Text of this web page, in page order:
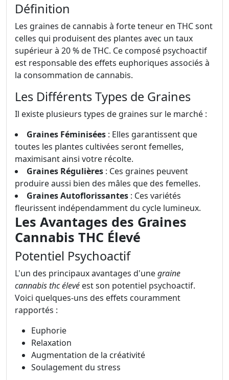
Définition
Les graines de cannabis à forte teneur en THC sont
celles qui produisent des plantes avec un taux
supérieur à 20 % de THC. Ce composé psychoactif
est responsable des effets euphoriques associés à
la consommation de cannabis.
Les Différents Types de Graines
Il existe plusieurs types de graines sur le marché :
Graines Féminisées : Elles garantissent que
toutes les plantes cultivées seront femelles,
maximisant ainsi votre récolte.
Graines Régulières : Ces graines peuvent
produire aussi bien des mâles que des femelles.
Graines Autoflorissantes : Ces variétés
fleurissent indépendamment du cycle lumineux.
Les Avantages des Graines
Cannabis THC Élevé
Potentiel Psychoactif
L'un des principaux avantages d'unegraine
cannabis thc élevé est son potentiel psychoactif.
Voici quelques-uns des effets couramment
rapportés :
Euphorie
Relaxation
Augmentation de la créativité
Soulagement du stress